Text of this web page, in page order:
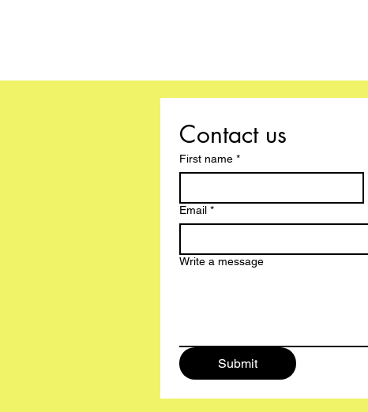
Contact us
First name *
Email *
Write a message
Submit